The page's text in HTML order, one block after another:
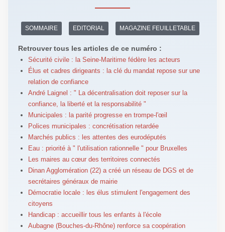
SOMMAIRE EDITORIAL MAGAZINE FEUILLETABLE
Retrouver tous les articles de ce numéro :
Sécurité civile : la Seine-Maritime fédère les acteurs
Élus et cadres dirigeants : la clé du mandat repose sur une
relation de confiance
André Laignel : " La décentralisation doit reposer sur la
confiance, la liberté et la responsabilité "
Municipales : la parité progresse en trompe-l'œil
Polices municipales : concrétisation retardée
Marchés publics : les attentes des eurodéputés
Eau : priorité à " l'utilisation rationnelle " pour Bruxelles
Les maires au cœur des territoires connectés
Dinan Agglomération (22) a créé un réseau de DGS et de
secrétaires généraux de mairie
Démocratie locale : les élus stimulent l'engagement des
citoyens
Handicap : accueillir tous les enfants à l'école
Aubagne (Bouches-du-Rhône) renforce sa coopération